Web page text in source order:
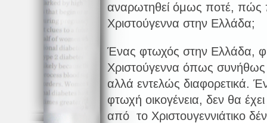
αναρωτηθεί όμως ποτέ, πώς
Χριστούγεννα στην Ελλάδα;
Ένας φτωχός στην Ελλάδα,
Χριστούγεννα όπως συνήθως
αλλά εντελώς διαφορετικά.
φτωχή οικογένεια, δεν θα
από το Χριστουγεννιάτικο